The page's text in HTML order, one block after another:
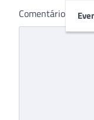
Comentário